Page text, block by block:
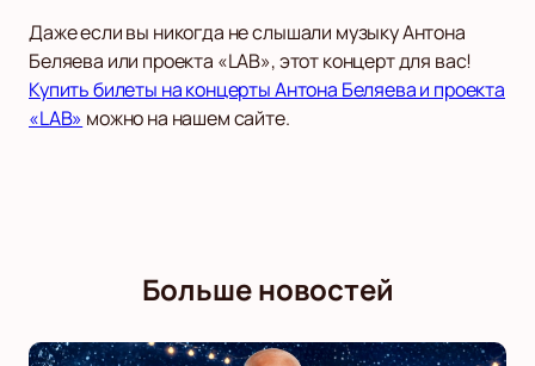
Даже если вы никогда не слышали музыку Антона
Беляева или проекта «LAB», этот концерт для вас!
Купить билеты на концерты Антона Беляева и проекта
«LAB» можно на нашем сайте.
Больше новостей